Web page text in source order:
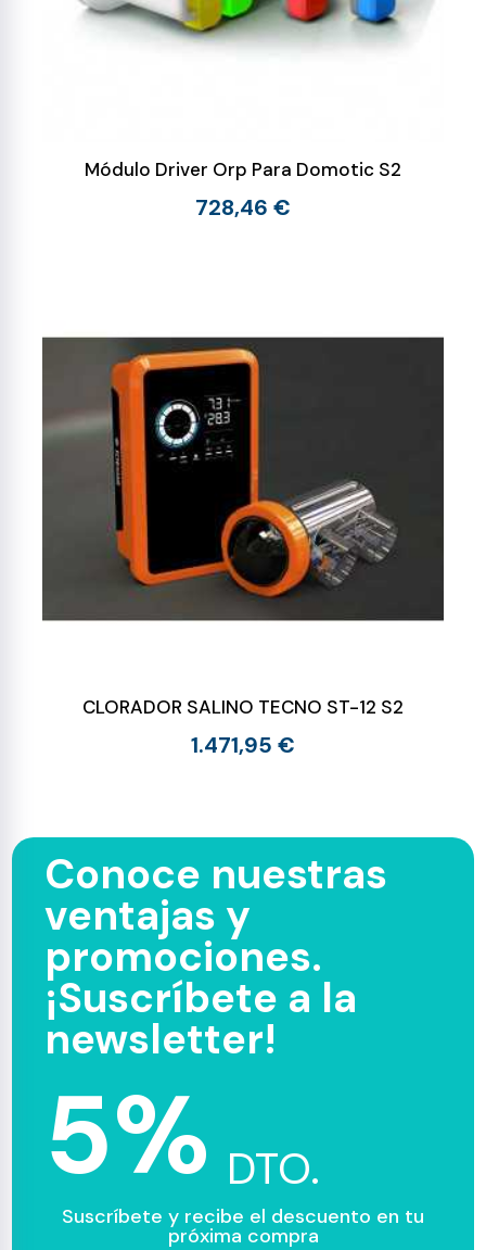
Módulo Driver Orp Para Domotic S2
728,46 €
CLORADOR SALINO TECNO ST-12 S2
1.471,95 €
Conoce nuestras
ventajas y
promociones.
¡Suscríbete a la
newsletter!
5% DTO.
Suscríbete y recibe el descuento en tu
próxima compra